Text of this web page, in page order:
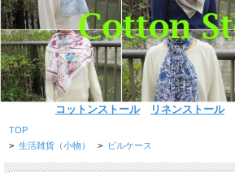
コットンストール リネンストール
TOP
> 生活雑貨（小物） > ピルケース